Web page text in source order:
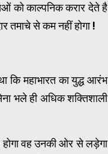
को काल्पनिक करार देते है
तमाचे से कम नहीं होगा !
कि महाभारत का युद्ध आरंभ
भले ही अधिक शक्तिशाली
होगा वह उनकी ओर से लड़ेगा